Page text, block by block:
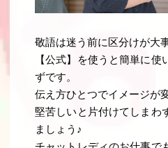
敬語は迷う前に区分けが大
【公式】を使うと簡単に
ずです。
伝え方ひとつでイメージが
堅苦しいと片付けてしまわ
ましょう♪